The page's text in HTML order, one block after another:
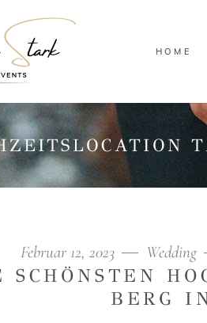
HOME
Februar 12, 2023 Wedding
SCHÖNSTEN
BERG